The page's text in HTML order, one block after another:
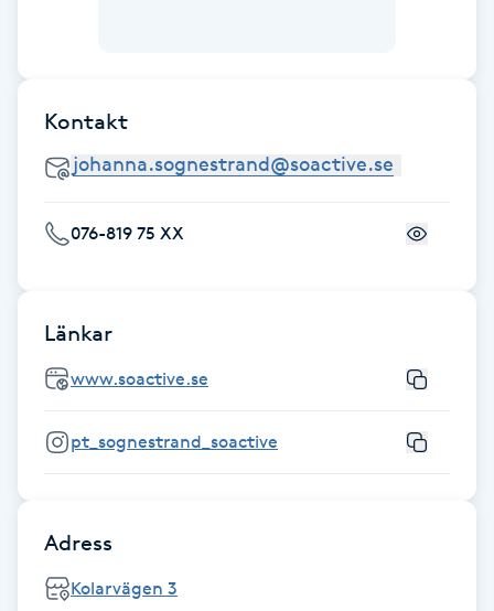
Fotvård
Fransborttagning
Fransförlängning
Fransförlängning Megavolym
Fransförlängning Volym
Fransrengöring
Kontakt
076-819 75 XX
Länkar
www.soactive.se
pt_sognestrand_soactive
Adress
Kolarvägen 3